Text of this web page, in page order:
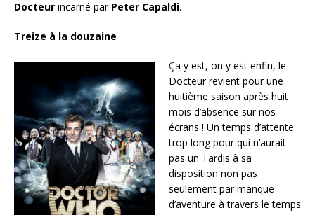
Docteur incarné par Peter Capaldi.
Treize à la douzaine
Ça y est, on y est enfin, le
Docteur revient pour une
huitième saison après huit
mois d’absence sur nos
écrans ! Un temps d’attente
trop long pour qui n’aurait
pas un Tardis à sa
disposition non pas
seulement par manque
d’aventure à travers le temps